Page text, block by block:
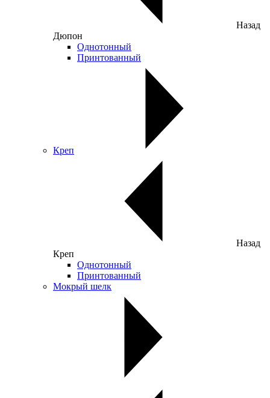
Назад
Дюпон
Однотонный
Принтованный
Креп
Назад
Креп
Однотонный
Принтованный
Мокрый шелк